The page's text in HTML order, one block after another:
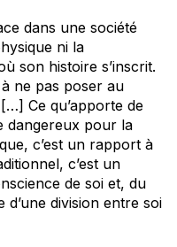
dans une société
ni la
son histoire s’inscrit.
ne pas poser au
Ce qu’apporte de
dangereux pour la
c’est un rapport à
c’est un
de soi et, du
division entre soi